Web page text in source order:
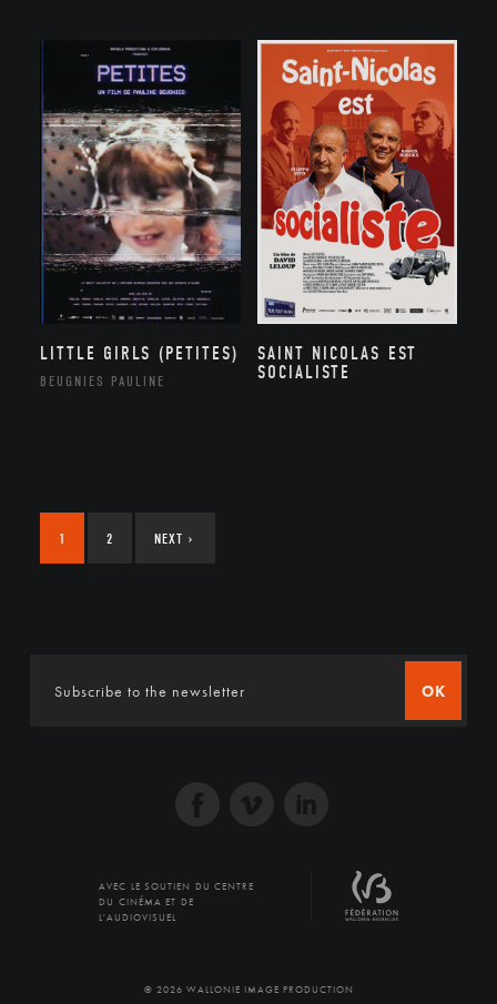
LITTLE GIRLS (PETITES)
BEUGNIES PAULINE
SAINT NICOLAS EST
SOCIALISTE
1 2 NEXT ›
OK
AVEC LE SOUTIEN DU CENTRE
DU CINÉMA ET DE
L'AUDIOVISUEL
© 2026 WALLONIE IMAGE PRODUCTION